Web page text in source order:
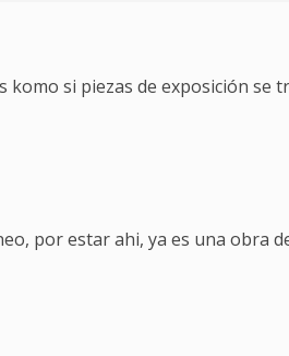
si piezas de exposición se
por estar ahi, ya es una obra